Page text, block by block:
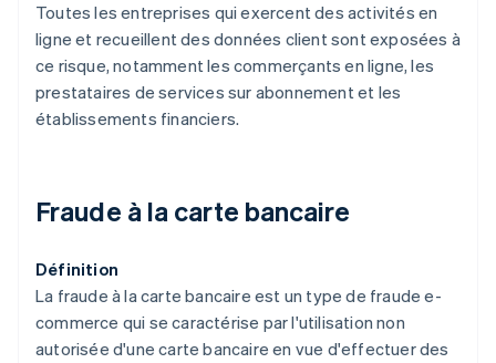
Toutes les entreprises qui exercent des activités en
ligne et recueillent des données client sont exposées à
ce risque, notamment les commerçants en ligne, les
prestataires de services sur abonnement et les
établissements financiers.
Fraude à la carte bancaire
Définition
La fraude à la carte bancaire est un type de fraude e-
commerce qui se caractérise par l'utilisation non
autorisée d'une carte bancaire en vue d'effectuer des